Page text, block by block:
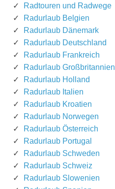
Radtouren und Radwege
Radurlaub Belgien
Radurlaub Dänemark
Radurlaub Deutschland
Radurlaub Frankreich
Radurlaub Großbritannien
Radurlaub Holland
Radurlaub Italien
Radurlaub Kroatien
Radurlaub Norwegen
Radurlaub Österreich
Radurlaub Portugal
Radurlaub Schweden
Radurlaub Schweiz
Radurlaub Slowenien